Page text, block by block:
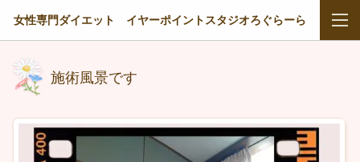
女性専門ダイエット イヤーポイントスタジオろぐらーら
施術風景です